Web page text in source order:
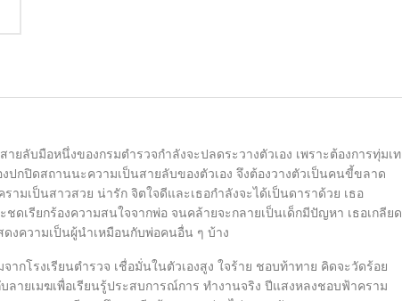
บมือหนึ่งของกรมตำรวจกำลังจะปลดระวางตัวเอง เพราะต้องการทุ่มเท
ปกปิดสถานนะความเป็นสายลับของตัวเอง จึงต้องวางตัวเป็นคนขี้ขลาด
มเป็นสาวสวย น่ารัก จิตใจดีและเธอกำลังจะได้เป็นดาราด้วย เธอ
ดเรียกร้องความสนใจจากพ่อ จนคล้ายจะกลายเป็นเด็กมีปัญหา เธอเกลียด
ดงความเป็นผู้นำเหมือนกับพ่อคนอื่น ๆ บ้าง
รงเรียนตำรวจ เชื่อมั่นในตัวเองสูง ใจร้าย ชอบท้าทาย คิดจะวัดร้อย
ลายเมฆเพื่อเรียนรู้ประสบการณ์การ ทำงานจริง ปีแสงหลงชอบฟ้าคราม